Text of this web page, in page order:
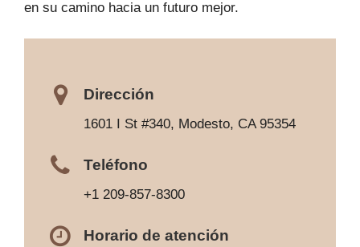
en su camino hacia un futuro mejor.
Dirección
1601 I St #340, Modesto, CA 95354
Teléfono
+1 209-857-8300
Horario de atención